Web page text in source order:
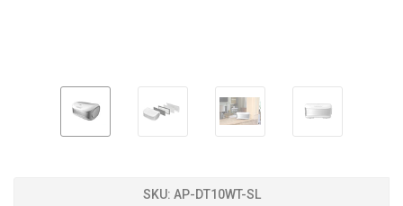
SKU: AP-DT10WT-SL